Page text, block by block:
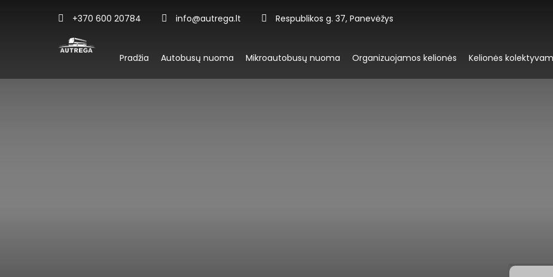
+370 600 20784 info@autrega.lt Respublikos g. 37, Panevėžys
Pradžia Autobusų nuoma Mikroautobusų nuoma Organizuojamos kelionės Kelionės